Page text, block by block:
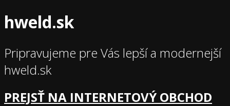
hweld.sk
Pripravujeme pre Vás lepší a modernejší
hweld.sk
PREJSŤ NA INTERNETOVÝ OBCHOD